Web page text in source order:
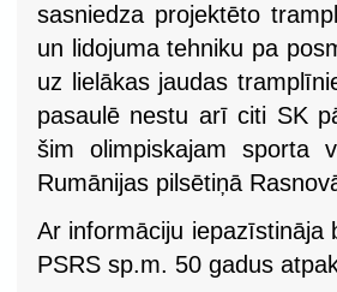
sasniedza projektēto
un lidojuma tehniku pa
uz lielākas jaudas
pasaulē nestu arī citi SK
šim olimpiskajam sporta
Rumānijas pilsētiņā
Ar informāciju iepazīstināja
PSRS sp.m. 50 gadus